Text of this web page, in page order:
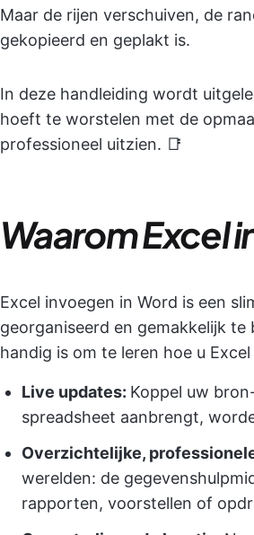
Maar de rijen verschuiven, de
gekopieerd en geplakt is.
In deze handleiding wordt
hoeft te worstelen met de
professioneel uitzien. 📑
Waarom Excel
Excel invoegen in Word is een
georganiseerd en gemakkelijk
handig is om te leren hoe u
Live updates: Koppel uw
spreadsheet aanbrengt,
Overzichtelijke,
werelden: de
rapporten, voorstellen of